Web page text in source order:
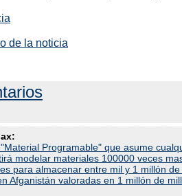
de la noticia
Programable" que asume
modelar materiales 100000 veces
para almacenar entre mil y 1 millón
Afganistán valoradas en 1 millón de